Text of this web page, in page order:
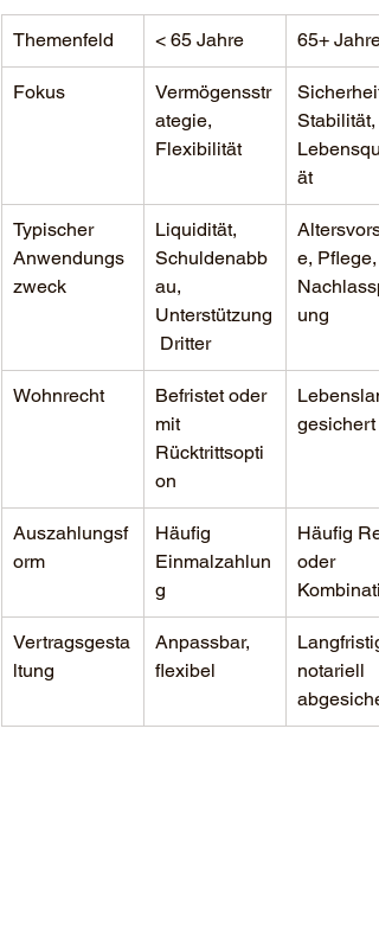
Themenfeld < 65 Jahre 65+ Jahre
Fokus
Vermögensstr
ategie,
Flexibilität
Stabilität,
ät
Typischer
Anwendungs
zweck
Liquidität,
Schuldenabb
au,
Unterstützung
Dritter
e, Pflege,
ung
Wohnrecht
Befristet oder
mit
Rücktrittsopti
on
gesichert
Auszahlungsf
orm
Häufig
Einmalzahlun
g
Häufig
oder
Vertragsgesta
ltung
Anpassbar,
flexibel
notariell